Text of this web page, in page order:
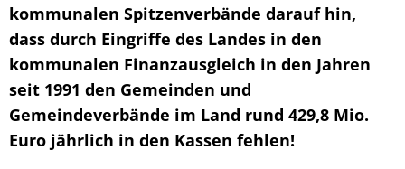
kommunalen Spitzenverbände darauf hin,
dass durch Eingriffe des Landes in den
kommunalen Finanzausgleich in den Jahren
seit 1991 den Gemeinden und
Gemeindeverbände im Land rund 429,8 Mio.
Euro jährlich in den Kassen fehlen!